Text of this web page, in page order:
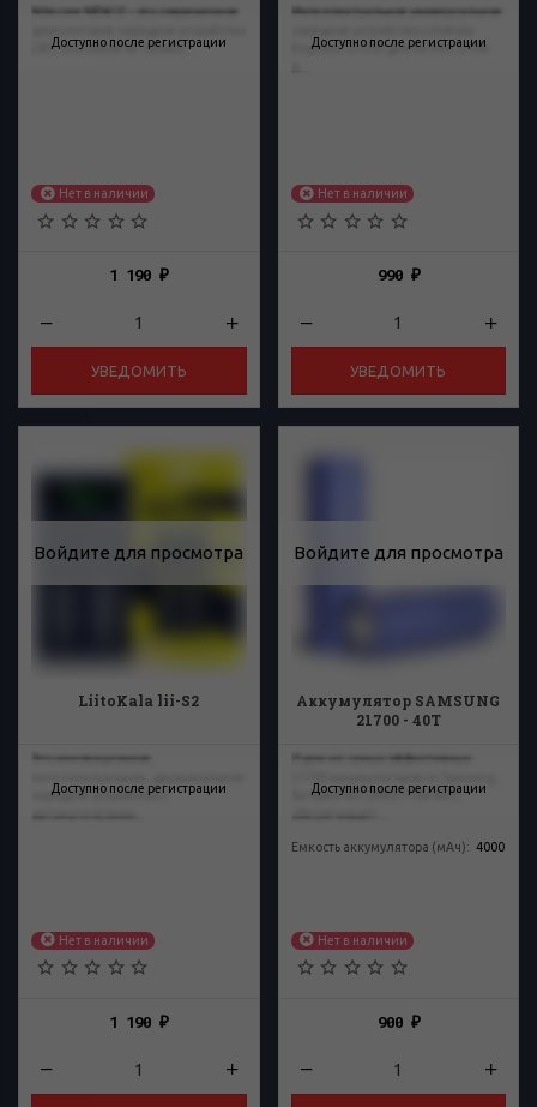
Доступно после регистрации
Nitecore NEW I2 – это современное
(ЗУ), способное не только...
Нет в наличии
1 190₽
УВЕДОМИТЬ
Доступно после регистрации
Интеллектуальное универсальное
Engineer Lii-202 для Ni-MH, Li-ion
Нет в наличии
990 ₽
УВЕДОМИТЬ
Войдите для просмотра
LiitoKala lii-S2
Доступно после регистрации
Это инновационное,
зарядное устройство с
Нет в наличии
1 190₽
Войдите для просмотра
Аккумулятор SAMSUNG
21700 - 40T
Доступно после регистрации
Один из самых эффективных
батарея 40T (INR21700-40T)
Емкость аккумулятора (мАч): 4000
Нет в наличии
900 ₽